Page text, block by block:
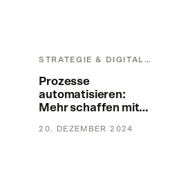
STRATEGIE & DIGITALISIERUNG
Prozesse
automatisieren:
Mehr schaffen mit
20. DEZEMBER 2024